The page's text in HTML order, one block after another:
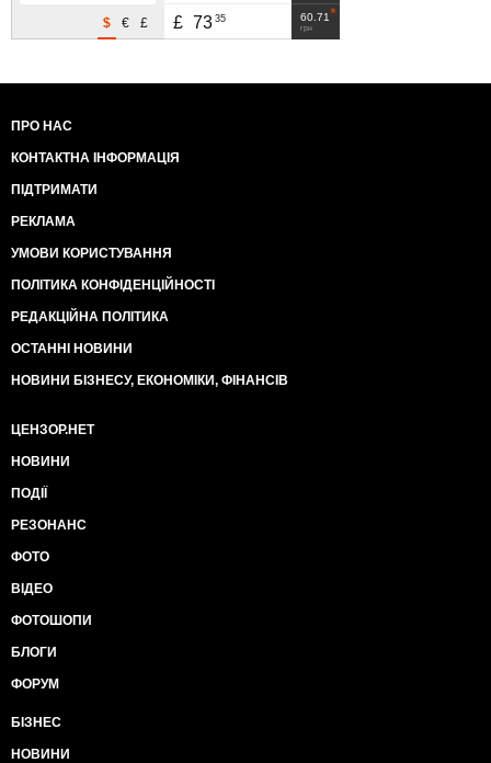
£
€
$ 60.71
грн
£ 73 35
ПРО НАС
КОНТАКТНА ІНФОРМАЦІЯ
ПІДТРИМАТИ
РЕКЛАМА
УМОВИ КОРИСТУВАННЯ
ПОЛІТИКА КОНФІДЕНЦІЙНОСТІ
РЕДАКЦІЙНА ПОЛІТИКА
ОСТАННІ НОВИНИ
НОВИНИ БІЗНЕСУ, ЕКОНОМІКИ, ФІНАНСІВ
ЦЕНЗОР.НЕТ
НОВИНИ
ПОДІЇ
РЕЗОНАНС
ФОТО
ВІДЕО
ФОТОШОПИ
БЛОГИ
ФОРУМ
БІЗНЕС
НОВИНИ